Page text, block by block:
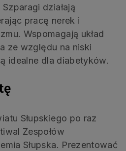
działają
pracę nerek i
Wspomagają układ
ze względu na niski
idealne dla diabetyków.
Słupskiego po raz
Zespołów
Słupska. Prezentować